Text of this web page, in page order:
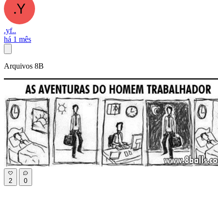
.yf..
há 1 mês
Arquivos 8B
2 0